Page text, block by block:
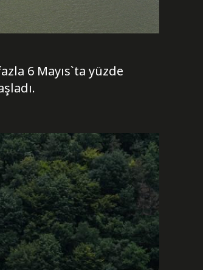
6 Mayıs`ta yüzde